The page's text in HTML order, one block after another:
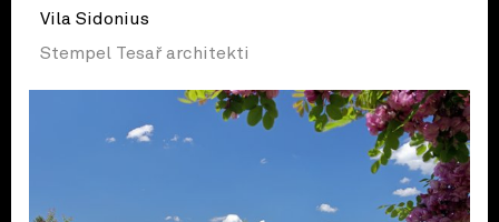
Vila Sidonius
Stempel Tesař architekti